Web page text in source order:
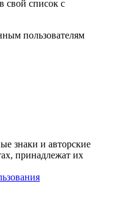
свой список с
пользователям
знаки и авторские
принадлежат их